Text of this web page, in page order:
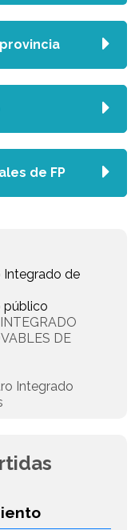
Integrado de
público
DE
Integrado
de FP